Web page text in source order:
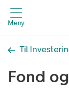
Meny
Til
Fond